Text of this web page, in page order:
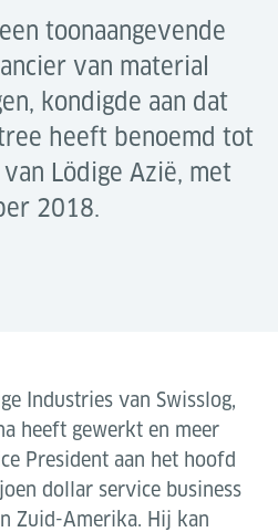
toonaangevende
van material
kondigde aan dat
heeft benoemd tot
Lödige Azië, met
2018.
Industries van Swisslog,
heeft gewerkt en meer
President aan het hoofd
dollar service business
Zuid-Amerika. Hij kan